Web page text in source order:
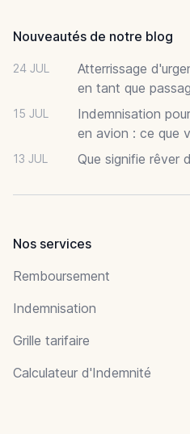
Nouveautés de notre blog
24 JUL
Atterrissage
en tant que
15 JUL
Indemnisation
en avion : ce que
13 JUL Que signifie rêver
Nos services
Remboursement
Indemnisation
Grille tarifaire
Calculateur d'Indemnité